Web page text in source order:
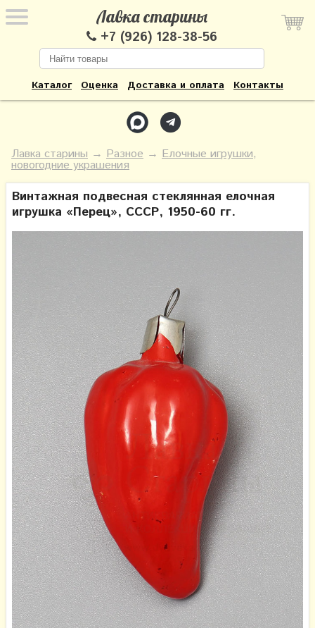
Лавка старины
+7 (926) 128-38-56
Каталог Оценка Доставка и оплата Контакты
Лавка старины → Разное → Елочные игрушки,
новогодние украшения
Винтажная подвесная стеклянная елочная
игрушка «Перец», СССР, 1950-60 гг.